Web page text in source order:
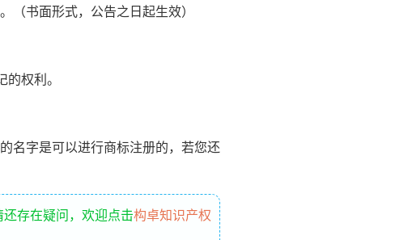
书面形式，公告之日起生效）
权利。
字是可以进行商标注册的，若您还
存在疑问，欢迎点击构卓知识产权